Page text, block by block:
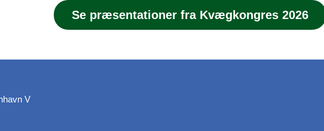
Se præsentationer fra Kvægkongres 2026
V